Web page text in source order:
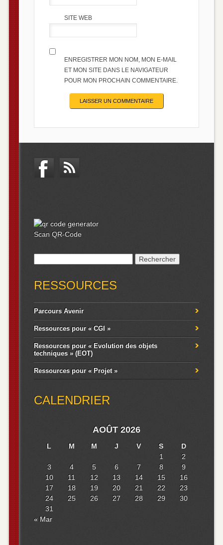
SITE WEB
ENREGISTRER MON NOM, MON E-MAIL
ET MON SITE DANS LE NAVIGATEUR
POUR MON PROCHAIN COMMENTAIRE.
Scan QR-Code
RESSOURCES
Parcours Avenir
Ressources pour « CGI »
Ressources pour « Evolution des objets
techniques » (EOT)
Ressources pour « Projet »
CALENDRIER
AOÛT 2026
L M M J V S
D
1
2
3
4 5 6 7 8
9
10
11 12 13 14 15
16
17
18 19 20 21 22
23
24
25 26 27 28 29
30
31
« Mar